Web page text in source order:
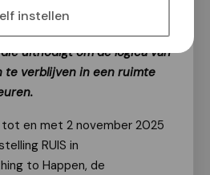
instellen
uitnodigt om de logica van
te verblijven in een ruimte
en met 2 november 2025
RUIS in
to Happen, de